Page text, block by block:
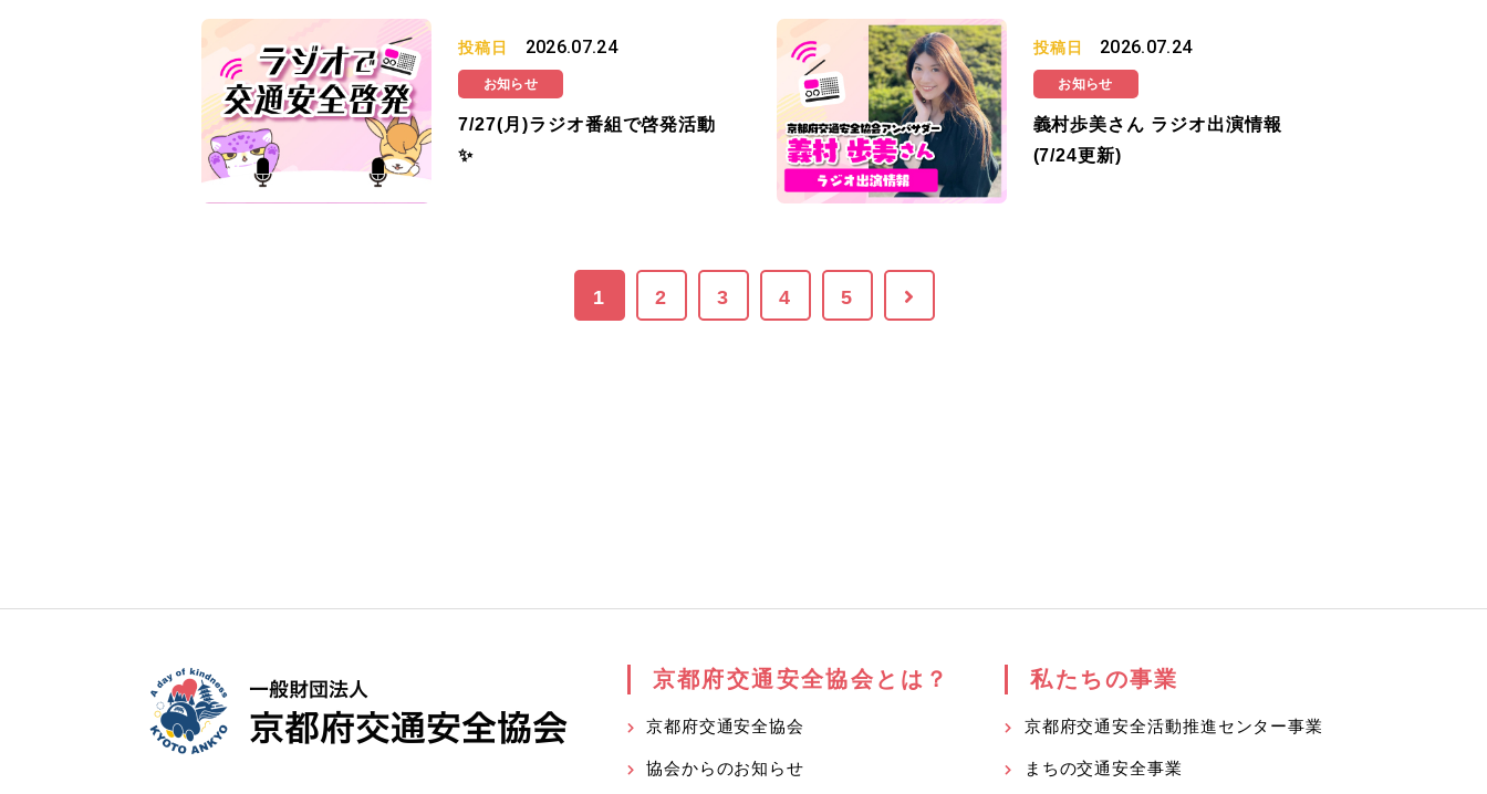
投稿日 2026.07.24
お知らせ
7/27(月)ラジオ番組で啓発活動
✨
投稿日 2026.07.24
お知らせ
義村歩美さん ラジオ出演情報
(7/24更新)
1 2 3 4 5
京都府交通安全協会とは？
京都府交通安全協会
協会からのお知らせ
私たちの事業
京都府交通安全活動推進センター事業
まちの交通安全事業